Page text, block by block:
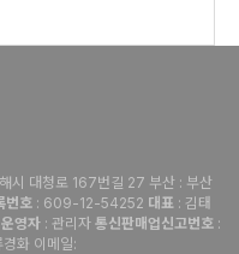
시 대청로 167번길 27 부산 : 부산
번호 : 609-12-54252 대표 : 김태
운영자 : 관리자 통신판매업신고번호 :
경화 이메일: